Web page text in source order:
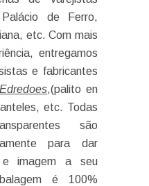
de Ferro,
etc. Com mais
entregamos
e fabricantes
Edredoes,(palito en
etc. Todas
são
para dar
e imagem a seu
é 100%